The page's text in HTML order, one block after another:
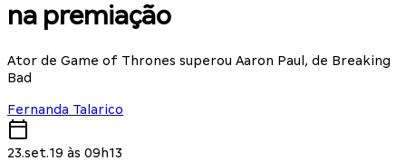
na premiação
Ator de Game of Thrones superou Aaron Paul, de Breaking
Bad
Fernanda Talarico
23.set.19 às 09h13